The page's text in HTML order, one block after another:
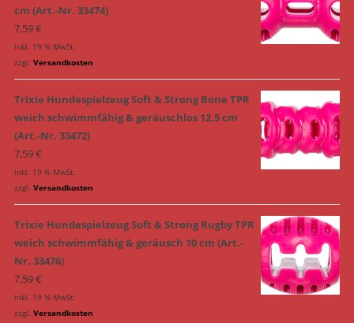
cm (Art.-Nr. 33474)
7,59€
inkl. 19 % MwSt.
zzgl. Versandkosten
Trixie Hundespielzeug Soft & Strong Bone TPR
weich schwimmfähig & geräuschlos 12,5 cm
(Art.-Nr. 33472)
7,59€
inkl. 19 % MwSt.
zzgl. Versandkosten
Trixie Hundespielzeug Soft & Strong Rugby TPR
weich schwimmfähig & geräusch 10 cm (Art.-
Nr. 33476)
7,59€
inkl. 19 % MwSt.
zzgl. Versandkosten